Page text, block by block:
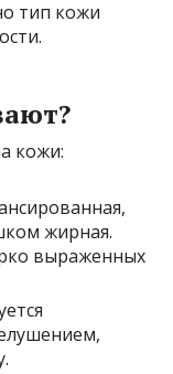
тип кожи
кожи:
жирная.
выраженных